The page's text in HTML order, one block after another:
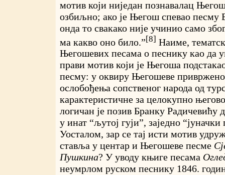
мотив који ниједан познавалац
озбиљно; ако је Његош спевао песму
онда то свакако није учинио само
ма какво оно било.”[8] Наиме,
Његошевих песама о песнику као да
прави мотив који је Његоша
песму: у оквиру Његошеве
ослобођења сопственог народа од
карактеристичне за целокупно
логичан је позив Бранку Радичевићу
у инат “љутој гуји”, заједно “јуначки
Уосталом, зар се тај исти мотив
ставља у центар и Његошеве песме
Пушкина? У уводу књиге песама
неумрлом руском песнику 1846.